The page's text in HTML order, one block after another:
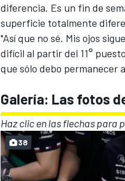
diferencia. Es un fin de
superficie totalmente
"Así que no sé. Mis ojos
difícil al partir del 11°
que sólo debo permanecer
Galería: Las fotos
Haz clic en las flechas para
38